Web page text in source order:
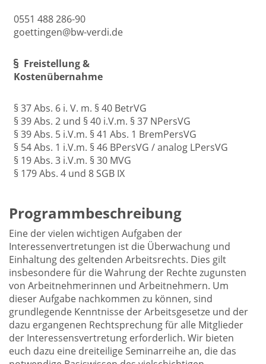
0551 488 286-90
goettingen@bw-verdi.de
Freistellung &
Kostenübernahme
§ 37 Abs. 6 i. V. m. § 40 BetrVG
§ 39 Abs. 2 und § 40 i.V.m. § 37 NPersVG
§ 39 Abs. 5 i.V.m. § 41 Abs. 1 BremPersVG
§ 54 Abs. 1 i.V.m. § 46 BPersVG / analog LPersVG
§ 19 Abs. 3 i.V.m. § 30 MVG
§ 179 Abs. 4 und 8 SGB IX
Programmbeschreibung
Eine der vielen wichtigen Aufgaben der
Interessenvertretungen ist die Überwachung und
Einhaltung des geltenden Arbeitsrechts. Dies gilt
insbesondere für die Wahrung der Rechte zugunsten
von Arbeitnehmerinnen und Arbeitnehmern. Um
dieser Aufgabe nachkommen zu können, sind
grundlegende Kenntnisse der Arbeitsgesetze und der
dazu ergangenen Rechtsprechung für alle Mitglieder
der Interessensvertretung erforderlich. Wir bieten
euch dazu eine dreiteilige Seminarreihe an, die das